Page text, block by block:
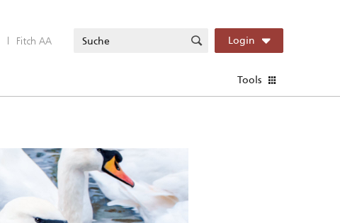
| Fitch AA Login
Tools